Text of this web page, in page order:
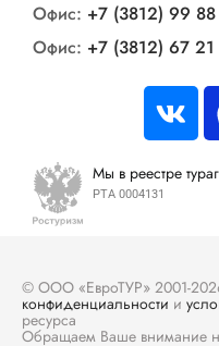
Офис: +7 (3812) 99
Офис: +7 (3812) 67 21
Мы в реестре
РТА 0004131
© ООО «ЕвроТУР» 2001-
конфиденциальности и
ресурса
Обращаем Ваше внимание